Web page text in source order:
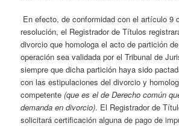
En efecto, de conformidad con el artículo 9
resolución, el Registrador de Títulos
divorcio que homologa el acto de partición
operación sea validada por el Tribunal de
siempre que dicha partición haya sido
con las estipulaciones del divorcio y
competente(que es el de Derecho común
demanda en divorcio). El Registrador de
solicitará certificación alguna de pago de